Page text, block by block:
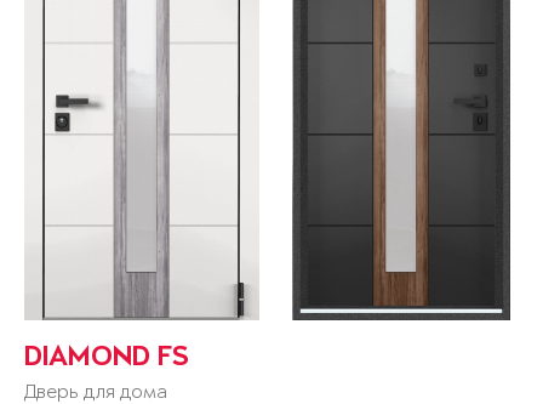
DIAMOND FS
Дверь для дома